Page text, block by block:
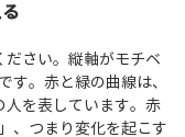
さい。縦軸がモチベ
す。赤と緑の曲線は、
人を表しています。赤
、つまり変化を起こす